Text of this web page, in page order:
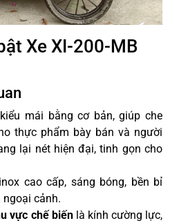
Xe XI-200-MB
mái bằng cơ bản, giúp che
thực phẩm bày bán và người
lại nét hiện đại, tinh gọn cho
cao cấp, sáng bóng, bền bỉ
cảnh.
vực chế biến là kính cường lực,